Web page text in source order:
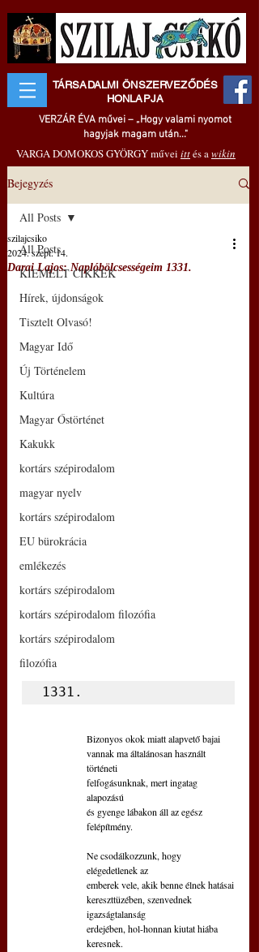
TÁRSADALMI ÖNSZERVEZŐDÉS
HONLAPJA
VERZÁR ÉVA művei – „Hogy valami nyomot
hagyjak magam után..."
VARGA DOMOKOS GYÖRGY művei ittés awikin
Bejegyzés
All Posts
KIEMELT CIKKEK
Hírek, újdonságok
Tisztelt Olvasó!
Magyar Idő
Új Történelem
Kultúra
Magyar Őstörténet
Kakukk
kortárs szépirodalom
magyar nyelv
kortárs szépirodalom
EU bürokrácia
emlékezés
kortárs szépirodalom
kortárs szépirodalom filozófia
kortárs szépirodalom
filozófia
All Posts
Darai Lajos: Naplóbölcsességeim 1331.
szilajcsiko
2024. szept. 14.
1331.
Bizonyos okok miatt alapvető bajai
vannak ma általánosan használt
történeti
felfogásunknak, mert ingatag
alapozású
és gyenge lábakon áll az egész
felépítmény.
Ne csodálkozzunk, hogy
elégedetlenek az
emberek vele, akik benne élnek hatásai
kereszttüzében, szenvednek
igazságtalanság
erdejében, hol-honnan kiutat hiába
keresnek.